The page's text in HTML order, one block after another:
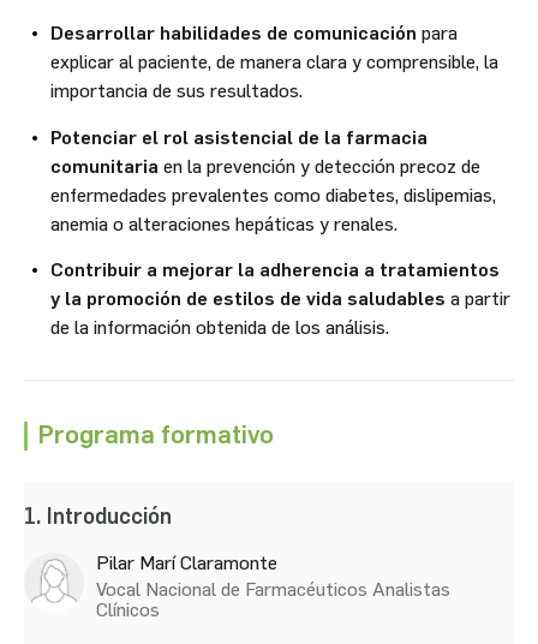
Desarrollar habilidades de comunicación para
explicar al paciente, de manera clara y comprensible, la
importancia de sus resultados.
Potenciar el rol asistencial de la farmacia
comunitaria en la prevención y detección precoz de
enfermedades prevalentes como diabetes, dislipemias,
anemia o alteraciones hepáticas y renales.
Contribuir a mejorar la adherencia a tratamientos
y la promoción de estilos de vida saludables a partir
de la información obtenida de los análisis.
Programa formativo
1. Introducción
Pilar Marí Claramonte
Vocal Nacional de Farmacéuticos Analistas
Clínicos